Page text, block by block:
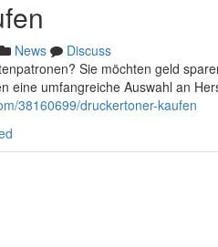
News
Discuss
Sie möchten geld
eine umfangreiche Auswahl an
38160699/druckertoner-kaufen